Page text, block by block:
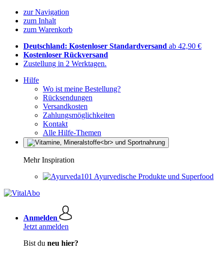
zur Navigation
zum Inhalt
zum Warenkorb
Deutschland: Kostenloser Standardversand ab 42,90 €
Kostenloser Rückversand
Zustellung in 2 Werktagen.
Hilfe
Wo ist meine Bestellung?
Rücksendungen
Versandkosten
Zahlungsmöglichkeiten
Kontakt
Alle Hilfe-Themen
Mehr Inspiration
Ayurvedische Produkte und Superfood
Anmelden
Jetzt anmelden
Bist du neu hier?